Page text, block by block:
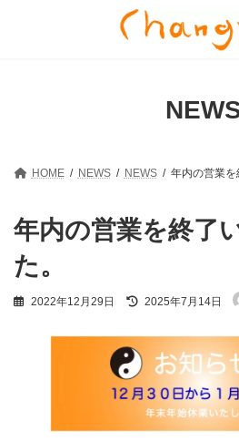
HOME NEWS NEWS 年内の営業を
年内の営業を終了
た。
2022年12月29日
最
:
2025年7月14日